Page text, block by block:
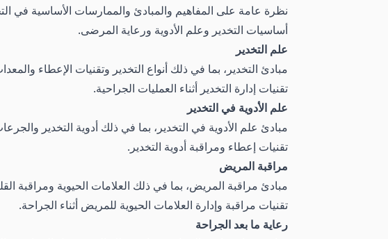
نظرة عامة على المفاهيم والمبادئ والممارسات الأساسية في
أساسيات التخدير وعلم الأدوية ورعاية المرضى.
علم التخدير
مبادئ التخدير، بما في ذلك أنواع التخدير وتقنيات الإعطاء
تقنيات إدارة التخدير أثناء العمليات الجراحية.
علم الأدوية في التخدير
مبادئ علم الأدوية في التخدير، بما في ذلك أدوية التخدير
تقنيات إعطاء ومراقبة أدوية التخدير.
مراقبة المريض
مبادئ مراقبة المريض، بما في ذلك العلامات الحيوية ومراقبة
تقنيات مراقبة وإدارة العلامات الحيوية للمريض أثناء الجراحة.
رعاية ما بعد الجراحة